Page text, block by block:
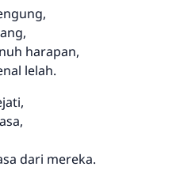
harapan,
lelah.
dari mereka.